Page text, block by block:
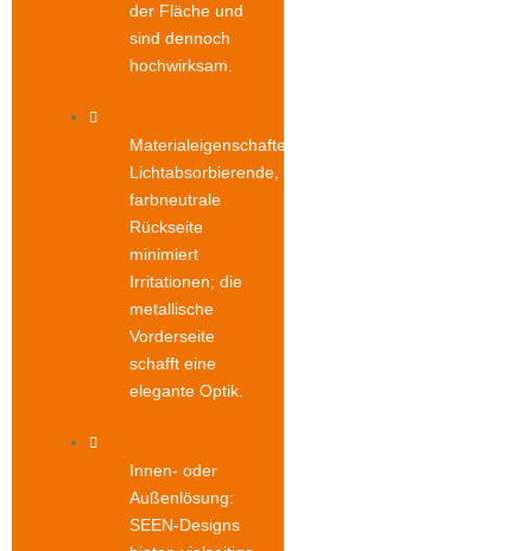
der Fläche und
sind dennoch
hochwirksam.
Materialeigenschaften:
Lichtabsorbierende,
farbneutrale
Rückseite
minimiert
Irritationen; die
metallische
Vorderseite
schafft eine
elegante Optik.
Innen- oder
Außenlösung:
SEEN-Designs